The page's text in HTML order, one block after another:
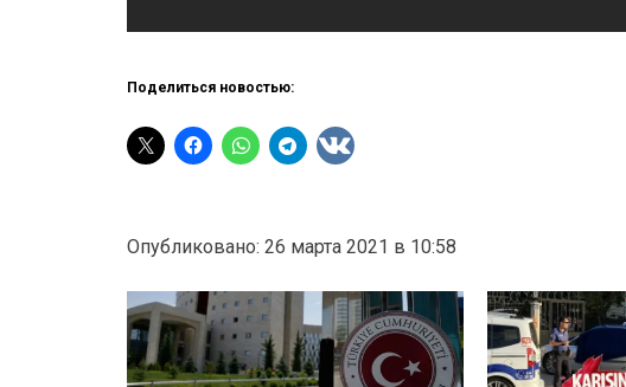
Поделиться новостью:
Опубликовано: 26 марта 2021 в 10:58